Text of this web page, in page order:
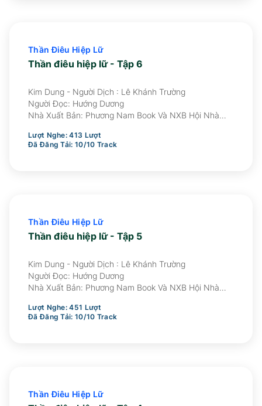
Thần Điêu Hiệp Lữ
Thần điêu hiệp lữ - Tập 6
Kim Dung - Người Dịch : Lê Khánh Trường
Người Đọc: Hướng Dương
Nhà Xuất Bản: Phương Nam Book Và NXB Hội Nhà
Lượt Nghe:413 Lượt
Đã Đăng Tải:10/10 Track
Thần Điêu Hiệp Lữ
Thần điêu hiệp lữ - Tập 5
Kim Dung - Người Dịch : Lê Khánh Trường
Người Đọc: Hướng Dương
Nhà Xuất Bản: Phương Nam Book Và NXB Hội Nhà
Lượt Nghe:451 Lượt
Đã Đăng Tải:10/10 Track
Thần Điêu Hiệp Lữ